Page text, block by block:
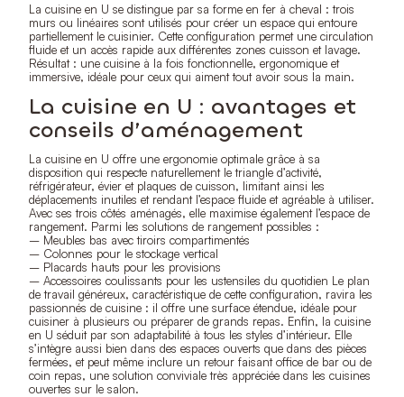
La cuisine en U se distingue par sa forme en fer à cheval : trois
murs ou linéaires sont utilisés pour créer un espace qui entoure
partiellement le cuisinier. Cette configuration permet une circulation
fluide et un accès rapide aux différentes zones cuisson et lavage.
Résultat : une cuisine à la fois fonctionnelle, ergonomique et
immersive, idéale pour ceux qui aiment tout avoir sous la main.
La cuisine en U : avantages et
conseils d’aménagement
La cuisine en U offre une ergonomie optimale grâce à sa
disposition qui respecte naturellement le triangle d’activité,
réfrigérateur, évier et plaques de cuisson, limitant ainsi les
déplacements inutiles et rendant l’espace fluide et agréable à utiliser.
Avec ses trois côtés aménagés, elle maximise également l’espace de
rangement. Parmi les solutions de rangement possibles :
– Meubles bas avec tiroirs compartimentés
– Colonnes pour le stockage vertical
– Placards hauts pour les provisions
– Accessoires coulissants pour les ustensiles du quotidien Le plan
de travail généreux, caractéristique de cette configuration, ravira les
passionnés de cuisine : il offre une surface étendue, idéale pour
cuisiner à plusieurs ou préparer de grands repas. Enfin, la cuisine
en U séduit par son adaptabilité à tous les styles d’intérieur. Elle
s’intègre aussi bien dans des espaces ouverts que dans des pièces
fermées, et peut même inclure un retour faisant office de bar ou de
coin repas, une solution conviviale très appréciée dans les cuisines
ouvertes sur le salon.